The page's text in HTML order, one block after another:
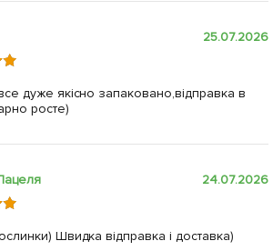
25.07.2026
дуже якісно запаковано,відправка в
росте)
24.07.2026
Швидка відправка і доставка)